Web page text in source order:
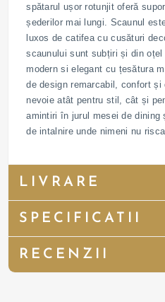
spătarul ușor rotunjit oferă
șederilor mai lungi. Scaunul
luxos de catifea cu cusături
scaunului sunt subțiri și din
modern si elegant cu țesătura
de design remarcabil, confort
nevoie atât pentru stil, cât și
amintiri în jurul mesei de dining
de intalnire unde nimeni nu
LIVRARE
SPECIFICATII
RECENZII